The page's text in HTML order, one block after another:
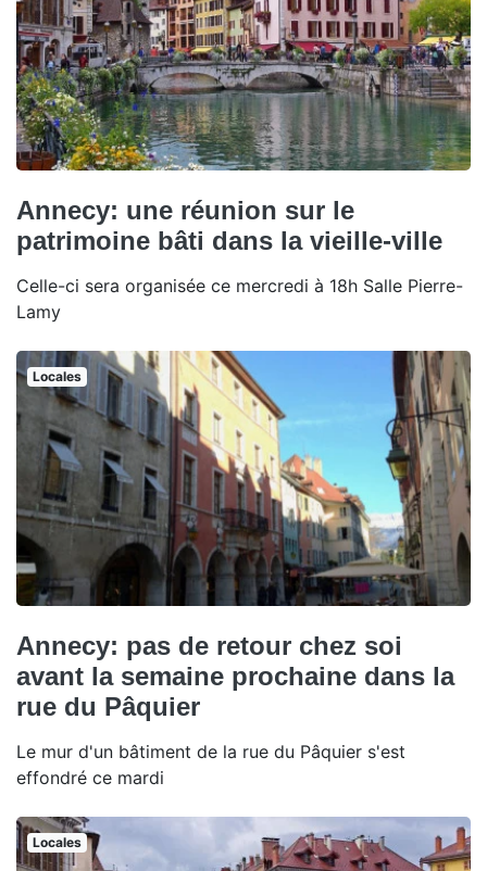
Annecy: une réunion sur le
patrimoine bâti dans la vieille-ville
Celle-ci sera organisée ce mercredi à 18h Salle Pierre-
Lamy
Locales
Annecy: pas de retour chez soi
avant la semaine prochaine dans la
rue du Pâquier
Le mur d'un bâtiment de la rue du Pâquier s'est
effondré ce mardi
Locales